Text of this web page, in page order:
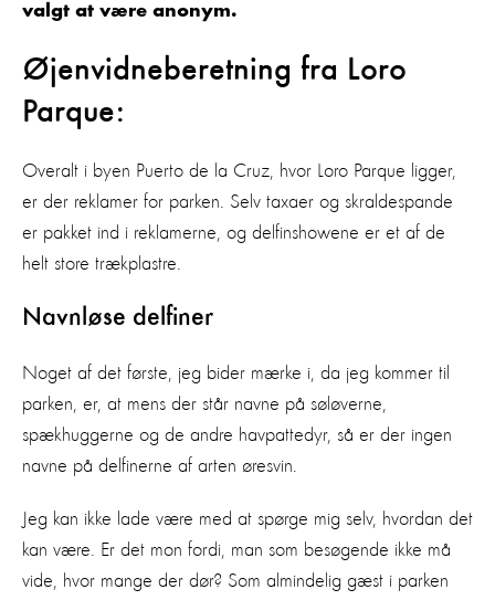
valgt at være anonym.
Øjenvidneberetning fra Loro
Parque:
Overalt i byen Puerto de la Cruz, hvor Loro Parque ligger,
er der reklamer for parken. Selv taxaer og skraldespande
er pakket ind i reklamerne, og delfinshowene er et af de
helt store trækplastre.
Navnløse delfiner
Noget af det første, jeg bider mærke i, da jeg kommer til
parken, er, at mens der står navne på søløverne,
spækhuggerne og de andre havpattedyr, så er der ingen
navne på delfinerne af arten øresvin.
Jeg kan ikke lade være med at spørge mig selv, hvordan det
kan være. Er det mon fordi, man som besøgende ikke må
vide, hvor mange der dør? Som almindelig gæst i parken